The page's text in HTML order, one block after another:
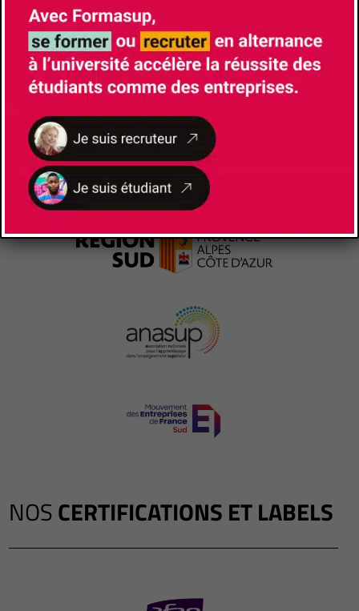
NOSCERTIFICATIONS ET LABELS